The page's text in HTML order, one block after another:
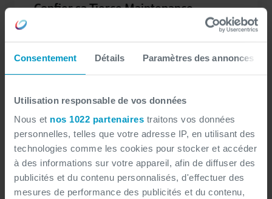
Consentement Détails Paramètres des annonces
Utilisation responsable de vos données
Nous et nos 1022 partenaires traitons vos données
personnelles, telles que votre adresse IP, en utilisant des
technologies comme les cookies pour stocker et accéder
à des informations sur votre appareil, afin de diffuser des
publicités et du contenu personnalisés, d'effectuer des
mesures de performance des publicités et du contenu,
Confier sa Tierce Maintenance
Applicative (TMA) à un expert : un
choix stratégique
Externaliser la gestion de ses applications
Applicative (TMA), c’est faire le choix de
l’efficacité et de la sérénité. En...
Elodie Fedick